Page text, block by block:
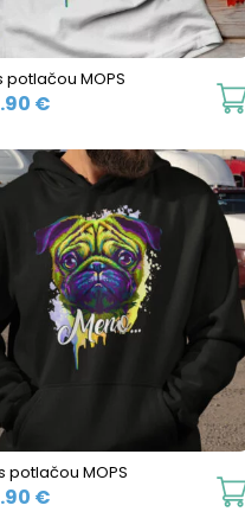
potlačou MOPS
€
potlačou MOPS
€